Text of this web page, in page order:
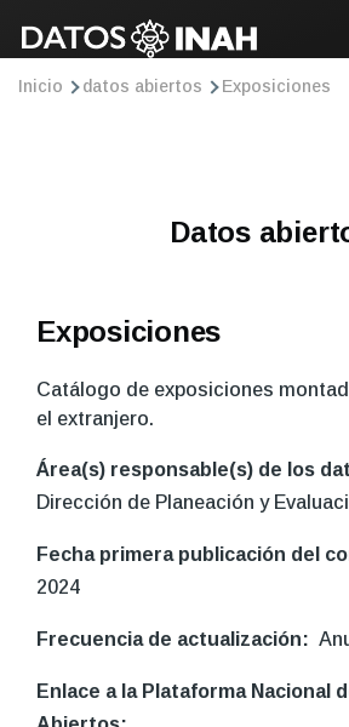
Pasar al contenido principal
Ruta
Inicio datos abiertos Exposiciones
Datos
Exposiciones
Catálogo de exposiciones
el extranjero.
Área(s) responsable(s) de los
Dirección de Planeación y
Fecha primera publicación del
2024
Frecuencia de actualización
Enlace a la Plataforma Nacional